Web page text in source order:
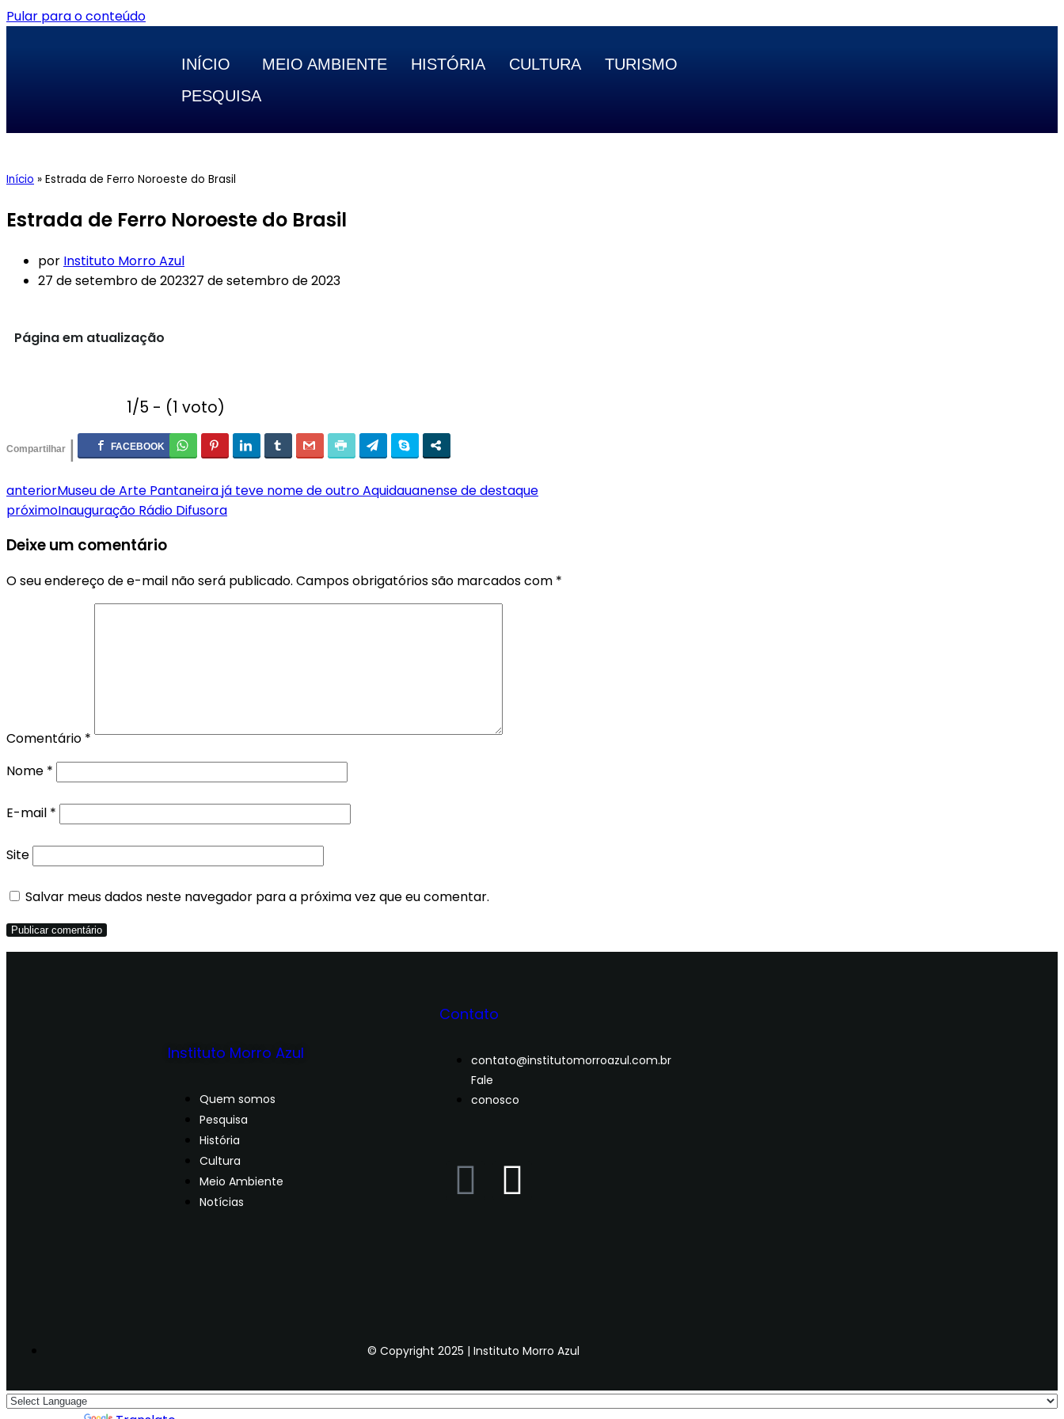
Pular para o conteúdo
INÍCIO MEIO AMBIENTE HISTÓRIA CULTURA
TURISMO
PESQUISA
Início » Estrada de Ferro Noroeste do Brasil
Estrada de Ferro Noroeste do Brasil
por Instituto Morro Azul
27 de setembro de 202327 de setembro de 2023
Página em atualização
1/5 - (1 voto)
anteriorMuseu de Arte Pantaneira já teve nome de outro Aquidauanense de destaque
próximoInauguração Rádio Difusora
Deixe um comentário
O seu endereço de e-mail não será publicado. Campos obrigatórios são marcados com *
Comentário *
Nome *
E-mail *
Site
Salvar meus dados neste navegador para a próxima vez que eu comentar.
Instituto Morro Azul
Quem somos
Pesquisa
História
Cultura
Meio Ambiente
Notícias
Contato
contato@institutomorroazul.com.br
Fale
conosco
© Copyright 2025 | Instituto Morro Azul